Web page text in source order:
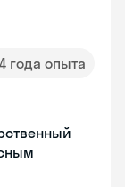
года опыта